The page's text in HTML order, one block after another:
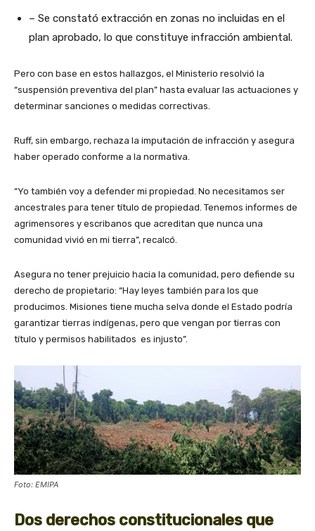
– Se constató extracción en zonas no incluidas en el
plan aprobado, lo que constituye infracción ambiental.
Pero con base en estos hallazgos, el Ministerio resolvió la
“suspensión preventiva del plan” hasta evaluar las actuaciones y
determinar sanciones o medidas correctivas.
Ruff, sin embargo, rechaza la imputación de infracción y asegura
haber operado conforme a la normativa.
“Yo también voy a defender mi propiedad. No necesitamos ser
ancestrales para tener título de propiedad. Tenemos informes de
agrimensores y escribanos que acreditan que nunca una
comunidad vivió en mi tierra”, recalcó.
Asegura no tener prejuicio hacia la comunidad, pero defiende su
derecho de propietario: “Hay leyes también para los que
producimos. Misiones tiene mucha selva donde el Estado podría
garantizar tierras indígenas, pero que vengan por tierras con
título y permisos habilitados es injusto”.
Foto: EMIPA
Dos derechos constitucionales que